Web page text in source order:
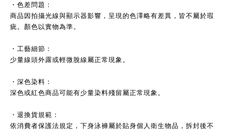
・色差問題：
商品因拍攝光線與顯示器影響，呈現的色澤略有差異，皆不屬於瑕
疵。顏色以實物為準。
・工藝細節：
少量線頭外露或輕微脫線屬正常現象。
・深色染料：
深色或紅色商品可能有少量染料殘留屬正常現象。
・退換貨規範：
依消費者保護法規定，下身泳褲屬於貼身個人衛生物品，拆封後不